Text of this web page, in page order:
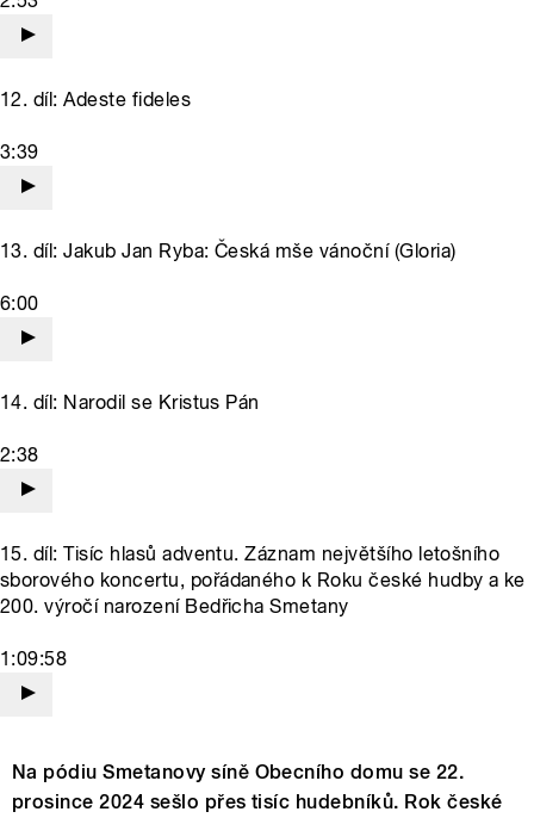
12. díl: Adeste fideles
3:39
13. díl: Jakub Jan Ryba: Česká mše vánoční (Gloria)
6:00
14. díl: Narodil se Kristus Pán
2:38
15. díl: Tisíc hlasů adventu. Záznam největšího letošního
sborového koncertu, pořádaného k Roku české hudby a ke
200. výročí narození Bedřicha Smetany
1:09:58
Na pódiu Smetanovy síně Obecního domu se 22.
prosince 2024 sešlo přes tisíc hudebníků. Rok české